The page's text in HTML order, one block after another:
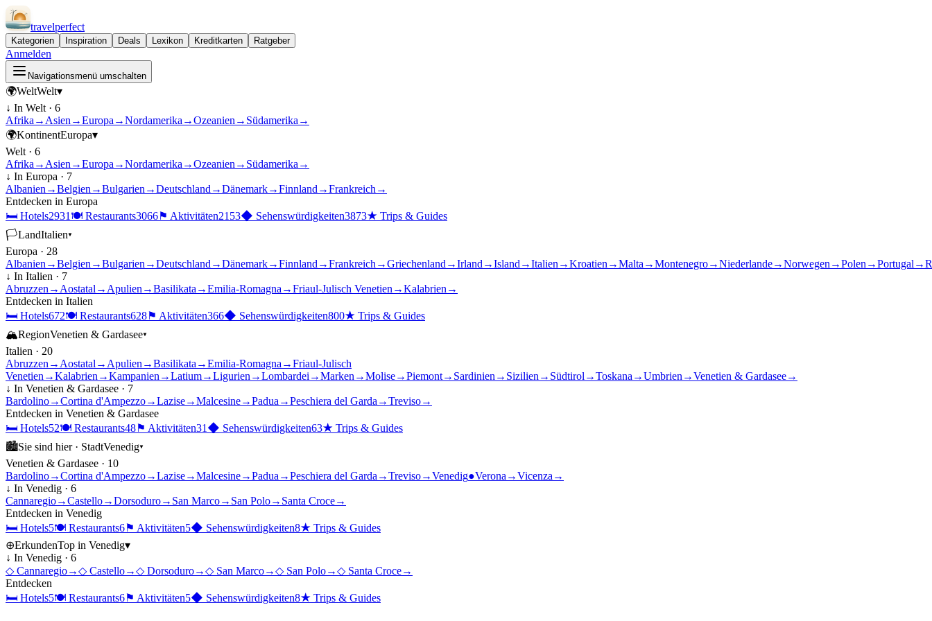
travelperfect
Kategorien Inspiration Deals Lexikon Kreditkarten Ratgeber
Anmelden
Navigationsmenü umschalten
🌍WeltWelt▾
↓ In Welt · 6
Afrika → Asien →Europa →Nordamerika →Ozeanien → Südamerika →
🌍KontinentEuropa▾
Welt · 6
Afrika → Asien →Europa →Nordamerika →Ozeanien → Südamerika →
↓ In Europa · 7
Albanien →Belgien →Bulgarien →Deutschland →Dänemark→Finnland →Frankreich →
Entdecken in Europa
🛏 Hotels2931 🍽 Restaurants3066⚑ Aktivitäten2153◆ Sehenswürdigkeiten3873★ Trips & Guides
🏳LandItalien▾
Europa · 28
Albanien →Belgien →Bulgarien →Deutschland →Dänemark→Finnland →Frankreich →Griechenland →Irland →Island →Italien →Kroatien →Malta →Montenegro→Niederlande→Norwegen →Polen →Portugal →
↓ In Italien · 7
Abruzzen → Aostatal → Apulien →Basilikata →Emilia-Romagna →Friaul-Julisch Venetien →Kalabrien →
Entdecken in Italien
🛏 Hotels672🍽 Restaurants628⚑ Aktivitäten366◆ Sehenswürdigkeiten800★ Trips & Guides
🏔RegionVenetien & Gardasee▾
Italien · 20
Abruzzen → Aostatal → Apulien →Basilikata →Emilia-Romagna →Friaul-Julisch
Venetien →Kalabrien →Kampanien →Latium→Ligurien →Lombardei →Marken →Molise→Piemont→ Sardinien → Sizilien → Südtirol →Toskana →Umbrien →Venetien & Gardasee→
↓ In Venetien & Gardasee · 7
Bardolino→Cortina d'Ampezzo→Lazise→Malcesine→Padua →Peschiera del Garda →Treviso→
Entdecken in Venetien & Gardasee
🛏 Hotels52🍽 Restaurants48⚑ Aktivitäten31 ◆ Sehenswürdigkeiten63★ Trips & Guides
🏙Sie sind hier · StadtVenedig▾
Venetien & Gardasee · 10
Bardolino→Cortina d'Ampezzo→Lazise→Malcesine→Padua →Peschiera del Garda →Treviso→Venedig●Verona →Vicenza →
↓ In Venedig · 6
Cannaregio→Castello→Dorsoduro→ San Marco→ San Polo→ Santa Croce→
Entdecken in Venedig
🛏 Hotels5🍽 Restaurants6⚑ Aktivitäten5◆ Sehenswürdigkeiten8★ Trips & Guides
⊕ErkundenTop in Venedig▾
↓ In Venedig · 6
◇ Cannaregio→◇ Castello→◇ Dorsoduro→◇ San Marco→◇ San Polo→◇ Santa Croce→
Entdecken
🛏 Hotels5🍽 Restaurants6⚑ Aktivitäten5◆ Sehenswürdigkeiten8★ Trips & Guides